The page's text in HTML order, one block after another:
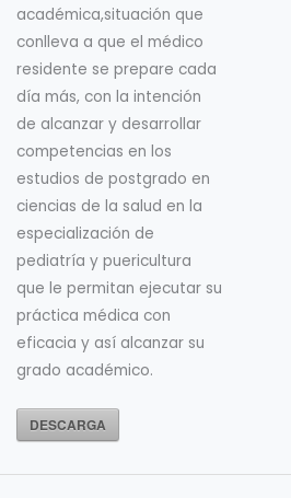
académica,situación que
conlleva a que el médico
residente se prepare cada
día más, con la intención
de alcanzar y desarrollar
competencias en los
estudios de postgrado en
ciencias de la salud en la
especialización de
pediatría y puericultura
que le permitan ejecutar su
práctica médica con
eficacia y así alcanzar su
grado académico.
DESCARGA